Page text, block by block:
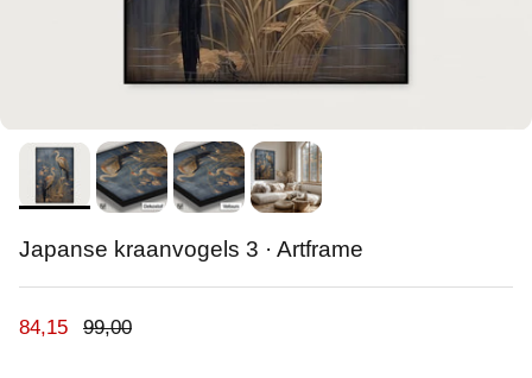
Japanse kraanvogels 3 · Artframe
Verkoopprijs
84,15 Reguliere prijs
99,00